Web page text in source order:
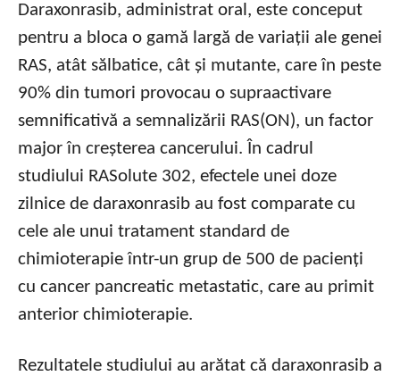
Daraxonrasib, administrat oral, este conceput
pentru a bloca o gamă largă de variații ale genei
RAS, atât sălbatice, cât și mutante, care în peste
90% din tumori provocau o supraactivare
semnificativă a semnalizării RAS(ON), un factor
major în creșterea cancerului. În cadrul
studiului RASolute 302, efectele unei doze
zilnice de daraxonrasib au fost comparate cu
cele ale unui tratament standard de
chimioterapie într-un grup de 500 de pacienți
cu cancer pancreatic metastatic, care au primit
anterior chimioterapie.
Rezultatele studiului au arătat că daraxonrasib a